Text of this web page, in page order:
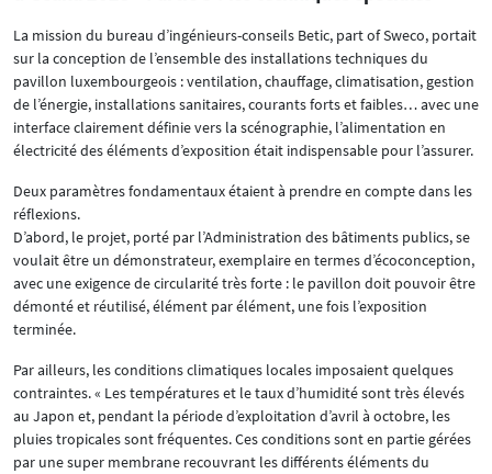
La mission du bureau d’ingénieurs-conseils Betic, part of Sweco, portait
sur la conception de l’ensemble des installations techniques du
pavillon luxembourgeois : ventilation, chauffage, climatisation, gestion
de l’énergie, installations sanitaires, courants forts et faibles… avec une
interface clairement définie vers la scénographie, l’alimentation en
électricité des éléments d’exposition était indispensable pour l’assurer.
Deux paramètres fondamentaux étaient à prendre en compte dans les
réflexions.
D’abord, le projet, porté par l’Administration des bâtiments publics, se
voulait être un démonstrateur, exemplaire en termes d’écoconception,
avec une exigence de circularité très forte : le pavillon doit pouvoir être
démonté et réutilisé, élément par élément, une fois l’exposition
terminée.
Par ailleurs, les conditions climatiques locales imposaient quelques
contraintes. « Les températures et le taux d’humidité sont très élevés
au Japon et, pendant la période d’exploitation d’avril à octobre, les
pluies tropicales sont fréquentes. Ces conditions sont en partie gérées
par une super membrane recouvrant les différents éléments du